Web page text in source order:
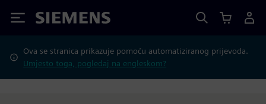
Siemens
Ova se stranica prikazuje pomoću automatiziranog prijevoda.
Umjesto toga, pogledaj na engleskom?